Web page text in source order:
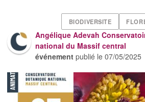
BIODIVERSITE
Angélique Adevah
national du Massif central
événement publié le07/05/2025